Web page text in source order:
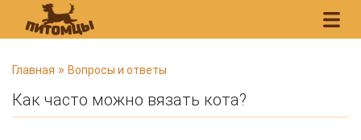
В
ы
з
Главная » Вопросы и ответы
Как часто можно вязать кота?